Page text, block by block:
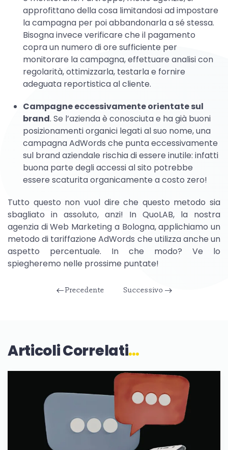
approfittano della cosa limitandosi ad impostare
la campagna per poi abbandonarla a sé stessa.
Bisogna invece verificare che il pagamento
copra un numero di ore sufficiente per
monitorare la campagna, effettuare analisi con
regolarità, ottimizzarla, testarla e fornire
adeguata reportistica al cliente.
Campagne eccessivamente orientate sul
brand. Se l’azienda è conosciuta e ha già buoni
posizionamenti organici legati al suo nome, una
campagna AdWords che punta eccessivamente
sul brand aziendale rischia di essere inutile: infatti
buona parte degli accessi al sito potrebbe
essere scaturita organicamente a costo zero!
Tutto questo non vuol dire che questo metodo sia
sbagliato in assoluto, anzi! In QuoLAB, la nostra
agenzia di Web Marketing a Bologna, applichiamo un
metodo di tariffazione AdWords che utilizza anche un
aspetto percentuale. In che modo? Ve lo
spiegheremo nelle prossime puntate!
Precedente Successivo
Articoli Correlati…